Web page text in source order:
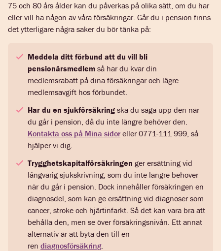
75 och 80 års ålder kan du påverkas på olika sätt, om du har
eller vill ha någon av våra försäkringar. Går du i pension finns
det ytterligare några saker du bör tänka på:
Meddela ditt förbund att du vill bli
pensionärsmedlem så har du kvar din
medlemsrabatt på dina försäkringar och lägre
medlemsavgift hos förbundet.
Har du en sjukförsäkring ska du säga upp den när
du går i pension, då du inte längre behöver den.
Kontakta oss på Mina sidor eller 0771-111 999, så
hjälper vi dig.
Trygghetskapitalförsäkringen ger ersättning vid
långvarig sjukskrivning, som du inte längre behöver
när du går i pension. Dock innehåller försäkringen en
diagnosdel, som kan ge ersättning vid diagnoser som
cancer, stroke och hjärtinfarkt. Så det kan vara bra att
behålla den, men se över försäkringsnivån. Ett annat
alternativ är att byta den till en
ren diagnosförsäkring.